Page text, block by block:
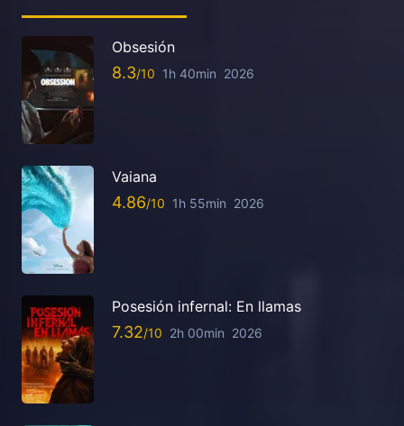
Obsesión
8.3 1h 40min 2026
Vaiana
4.86 1h 55min 2026
Posesión infernal: En llamas
7.32 2h 00min 2026